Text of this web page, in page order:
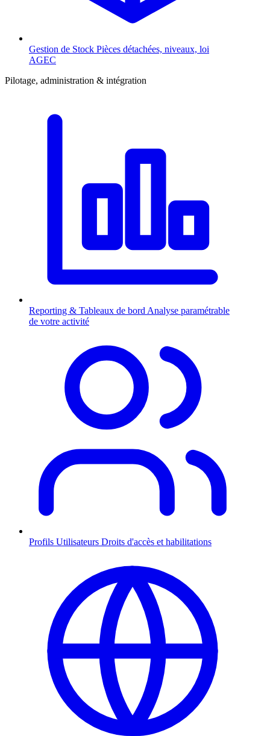
Gestion de Stock Pièces détachées, niveaux, loi
AGEC
Pilotage, administration & intégration
Reporting & Tableaux de bord Analyse paramétrable
de votre activité
Profils Utilisateurs Droits d'accès et habilitations